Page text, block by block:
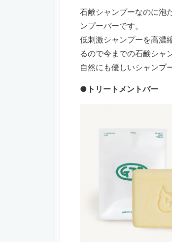
石鹸シャンプーなのに泡
ンプーバーです。
低刺激シャンプーを高濃
るので今までの石鹸シャ
自然にも優しいシャンプ
●トリートメントバー